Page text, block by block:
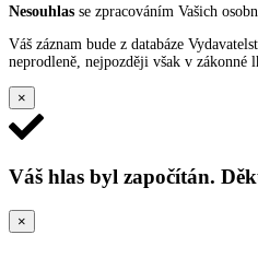
Nesouhlas se zpracováním Vašich
Váš záznam bude z databáze
neprodleně, nejpozději však v zákonné
×
Váš hlas byl započítán.
×